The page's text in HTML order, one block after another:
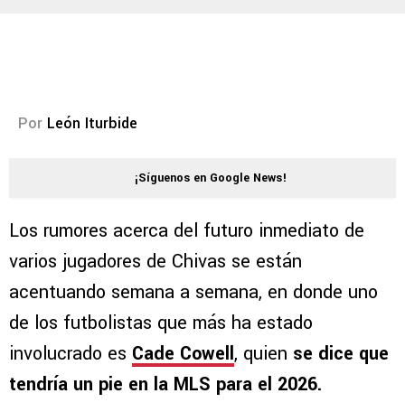
Por León Iturbide
¡Síguenos en Google News!
Los rumores acerca del futuro inmediato de
varios jugadores de Chivas se están
acentuando semana a semana, en donde uno
de los futbolistas que más ha estado
involucrado es Cade Cowell, quien se dice que
tendría un pie en la MLS para el 2026.